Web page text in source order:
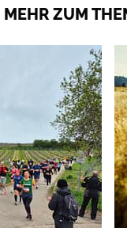
MEHR ZUM